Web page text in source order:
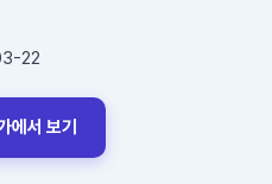
22
에서 보기